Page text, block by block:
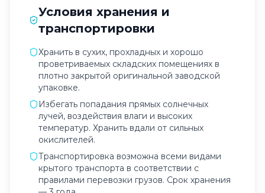
Условия хранения и
транспортировки
Хранить в сухих, прохладных и хорошо
проветриваемых складских помещениях в
плотно закрытой оригинальной заводской
упаковке.
Избегать попадания прямых солнечных
лучей, воздействия влаги и высоких
температур. Хранить вдали от сильных
окислителей.
Транспортировка возможна всеми видами
крытого транспорта в соответствии с
правилами перевозки грузов. Срок хранения